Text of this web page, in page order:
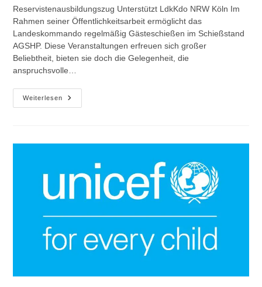
Reservistenausbildungszug Unterstützt LdkKdo NRW Köln Im
Rahmen seiner Öffentlichkeitsarbeit ermöglicht das
Landeskommando regelmäßig Gästeschießen im Schießstand
AGSHP. Diese Veranstaltungen erfreuen sich großer
Beliebtheit, bieten sie doch die Gelegenheit, die
anspruchsvolle…
Weiterlesen
Reservistenausbildungszug
Unterstützt
NRW